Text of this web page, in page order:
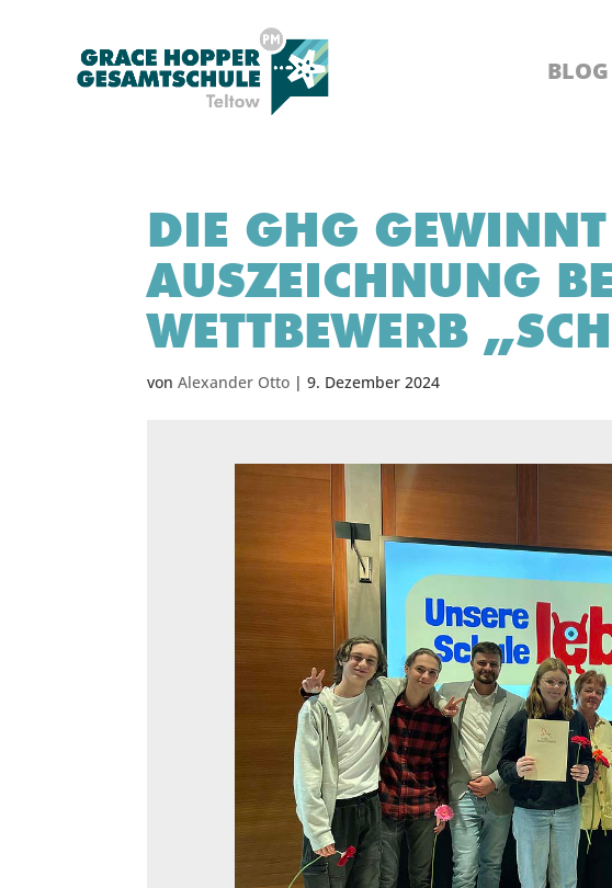
BLOG
DIE GHG GEWINNT
AUSZEICHNUNG
WETTBEWERB
vonAlexander Otto |9. Dezember 2024